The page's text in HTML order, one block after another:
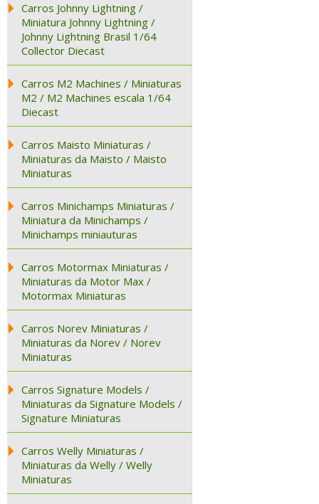
Carros Johnny Lightning /
Miniatura Johnny Lightning /
Johnny Lightning Brasil 1/64
Collector Diecast
Carros M2 Machines / Miniaturas
M2 / M2 Machines escala 1/64
Diecast
Carros Maisto Miniaturas /
Miniaturas da Maisto / Maisto
Miniaturas
Carros Minichamps Miniaturas /
Miniatura da Minichamps /
Minichamps miniauturas
Carros Motormax Miniaturas /
Miniaturas da Motor Max /
Motormax Miniaturas
Carros Norev Miniaturas /
Miniaturas da Norev / Norev
Miniaturas
Carros Signature Models /
Miniaturas da Signature Models /
Signature Miniaturas
Carros Welly Miniaturas /
Miniaturas da Welly / Welly
Miniaturas